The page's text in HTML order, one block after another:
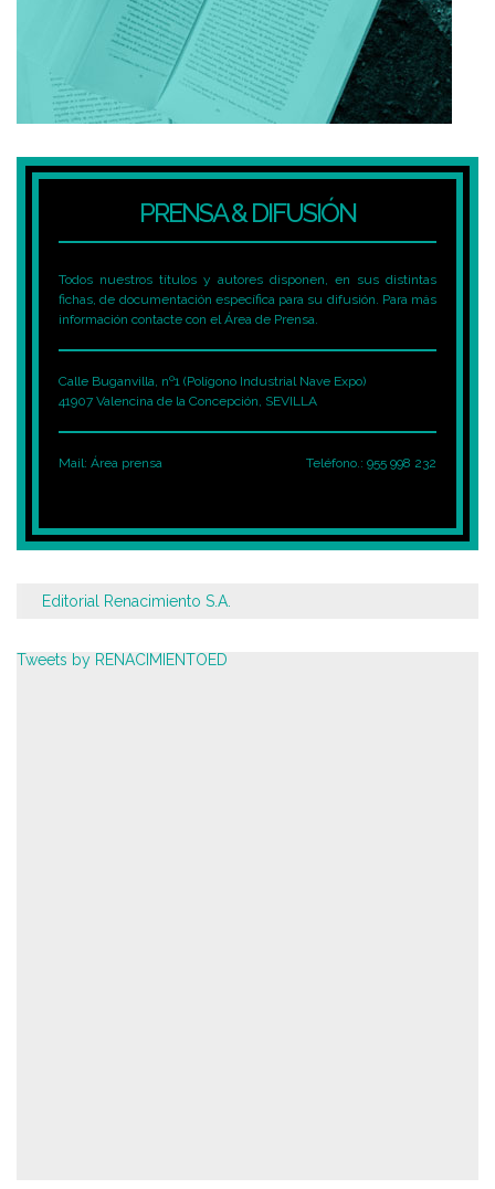
PRENSA & DIFUSIÓN
Todos nuestros títulos y autores disponen, en sus distintas
fichas, de documentación específica para su difusión. Para más
información contacte con el Área de Prensa.
Calle Buganvilla, nº1 (Polígono Industrial Nave Expo)
41907 Valencina de la Concepción, SEVILLA
Mail: Área prensa Teléfono.: 955 998 232
Editorial Renacimiento S.A.
Tweets by RENACIMIENTOED